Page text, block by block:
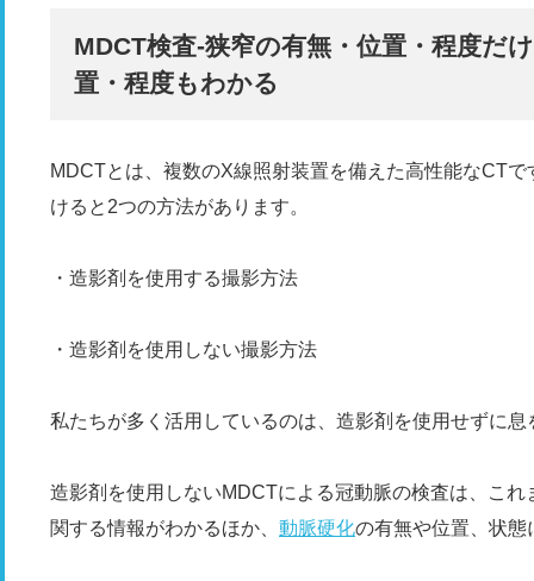
MDCT検査-狭窄の有無・位置・程度だ
置・程度もわかる
MDCTとは、複数のX線照射装置を備えた高性能なCT
けると2つの方法があります。
・造影剤を使用する撮影方法
・造影剤を使用しない撮影方法
私たちが多く活用しているのは、造影剤を使用せずに
造影剤を使用しないMDCTによる冠動脈の検査は、こ
関する情報がわかるほか、 動脈硬化の有無や位置、状態